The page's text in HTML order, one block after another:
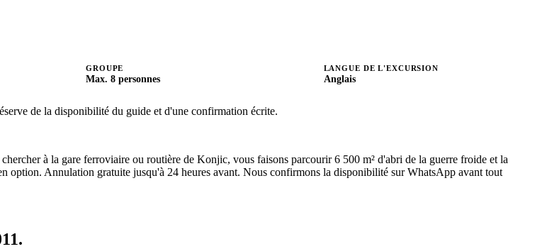
GROUPE
Max. 8 personnes
LANGUE DE L'EXCURSION
Anglais
de la disponibilité du guide et d'une confirmation écrite.
à la gare ferroviaire ou routière de Konjic, vous faisons parcourir 6 500 m² d'abri de la guerre froide et la
option. Annulation gratuite jusqu'à 24 heures avant. Nous confirmons la disponibilité sur WhatsApp avant tout